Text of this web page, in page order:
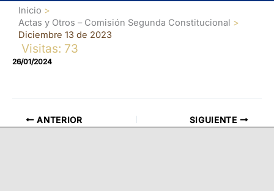
Inicio
Actas y Otros – Comisión Segunda Constitucional
Diciembre 13 de 2023
Visitas: 73
26/01/2024
ANTERIOR SIGUIENTE